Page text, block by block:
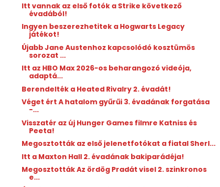
Itt vannak az első fotók a Strike következő
évadából!
Ingyen beszerezhetitek a Hogwarts Legacy
játékot!
Újabb Jane Austenhoz kapcsolódó kosztümös
sorozat ...
Itt az HBO Max 2026-os beharangozó videója,
adaptá...
Berendelték a Heated Rivalry 2. évadát!
Véget ért A hatalom gyűrűi 3. évadának forgatása
-...
Visszatér az új Hunger Games filmre Katniss és
Peeta!
Megosztották az első jelenetfotókat a fiatal Sherl...
Itt a Maxton Hall 2. évadának bakiparádéja!
Megosztották Az ördög Pradát visel 2. szinkronos
e...